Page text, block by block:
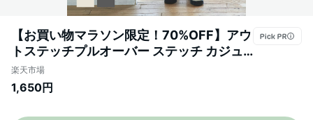
【お買い物マラソン限定！70%OFF】アウ
トステッチプルオーバー ステッチ カジュ
アル 裏毛 バルーン袖 レイヤード レディー
ス プルオーバー おしゃれ オシャレ かわい
ーサイズ 大人カジュアル 秋冬 ODORATA
楽天市場
1,650円